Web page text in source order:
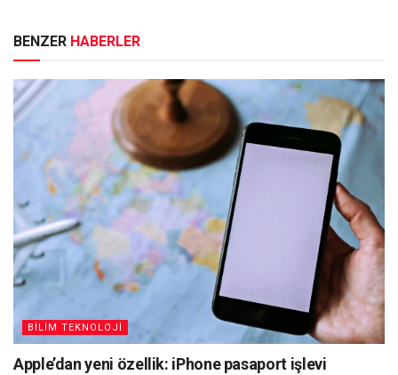
BENZER HABERLER
BİLİM TEKNOLOJİ
Apple’dan yeni özellik: iPhone pasaport işlevi